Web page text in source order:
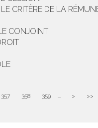
CRITÈRE DE LA
CONJOINT
357 358 359 ... > >>